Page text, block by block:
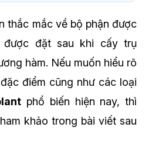
thắc mắc về bộ phận được
được đặt sau khi cấy trụ
hàm. Nếu muốn hiểu rõ
điểm cũng như các loại
phổ biến hiện nay, thì
khảo trong bài viết sau